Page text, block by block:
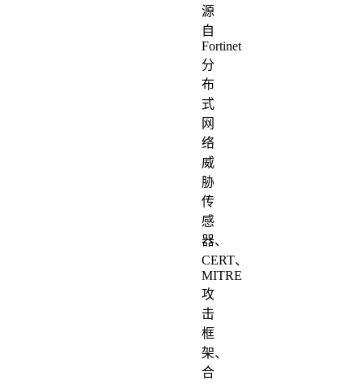
源
自
Fortinet
分
布
式
网
络
威
胁
传
感
器、
CERT、
MITRE
攻
击
框
架、
合